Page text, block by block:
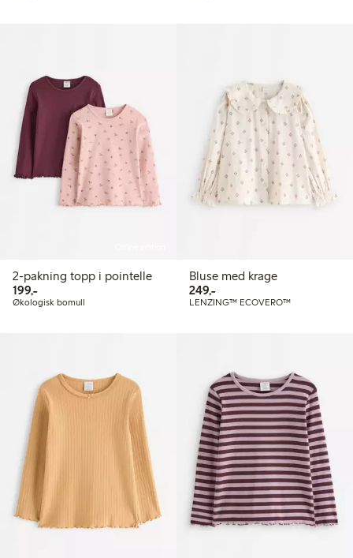
2-pakning topp i pointelle
199,-199,00 kr
Økologisk bomull
Bluse med krage
249,-249,00 kr
LENZING™ ECOVERO™